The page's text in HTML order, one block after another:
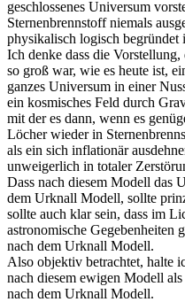
geschlossenes Universum
Sternenbrennstoff niemals
physikalisch logisch begründet
Ich denke dass die
so groß war, wie es heute ist,
ganzes Universum in einer
ein kosmisches Feld durch
mit der es dann, wenn es
Löcher wieder in
als ein sich inflationär
unweigerlich in totaler
Dass nach diesem Modell das
dem Urknall Modell, sollte
sollte auch klar sein, dass im
astronomische Gegebenheiten
nach dem Urknall Modell.
Also objektiv betrachtet, halte
nach diesem ewigen Modell
nach dem Urknall Modell.